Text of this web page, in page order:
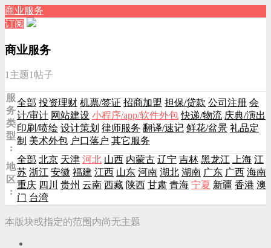
商业服务
订阅
商业服务
1主题1帖子
服
务
类
型
:
全部 投资理财 机票/签证 招商加盟 担保/贷款 公司注册 会
计/审计 网站建设 小程序/app/软件外包 快递/物流 庆典/演出
印刷/喷绘 设计策划 律师服务 翻译/速记 鲜花/盆景 礼品定
制 美术外包 户口落户 其它服务
地
区
:
全部 北京 天津 河北 山西 内蒙古 辽宁 吉林 黑龙江 上海 江
苏 浙江 安徽 福建 江西 山东 河南 湖北 湖南 广东 广西 海南
重庆 四川 贵州 云南 西藏 陕西 甘肃 青海 宁夏 新疆 香港 澳
门 台湾
本版块或指定的范围内尚无主题